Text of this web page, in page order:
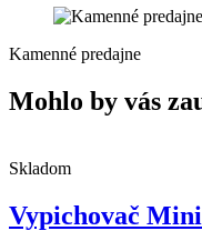
Kamenné predajne
Mohlo by vás
Skladom
Vypichovač